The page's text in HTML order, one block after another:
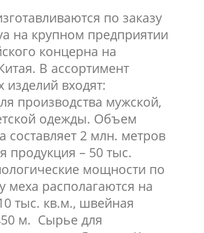
по заказу
на крупном предприятии
концерна на
В ассортимент
входят:
производства мужской,
одежды. Объем
составляет 2 млн. метров
продукция – 50 тыс.
мощности по
меха располагаются на
тыс. кв.м., швейная
м. Сырье для